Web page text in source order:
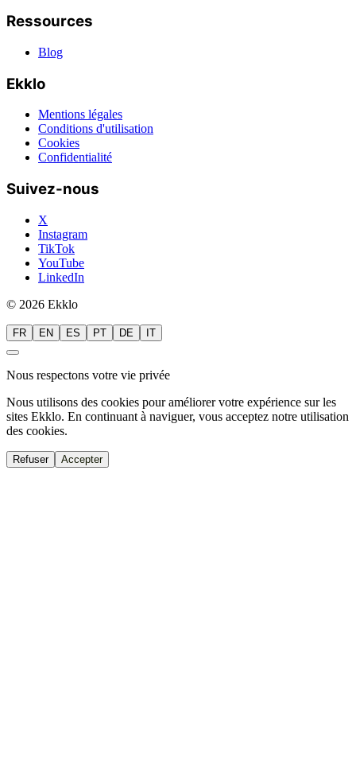
Ressources
Blog
Ekklo
Mentions légales
Conditions d'utilisation
Cookies
Confidentialité
Suivez-nous
X
Instagram
TikTok
YouTube
LinkedIn
© 2026 Ekklo
FR EN ES PT DE IT
Nous respectons votre vie privée
Nous utilisons des cookies pour améliorer votre expérience sur les
sites Ekklo. En continuant à naviguer, vous acceptez notre utilisation
des cookies.
Refuser Accepter